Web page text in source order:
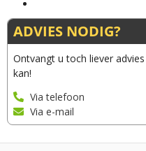
ADVIES NODIG?
Ontvangt u toch liever
kan!
Via telefoon
Via e-mail